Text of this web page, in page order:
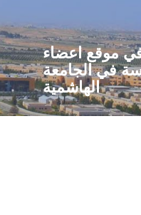
في موقع اعضاء
في الجامعة
الهاشمية